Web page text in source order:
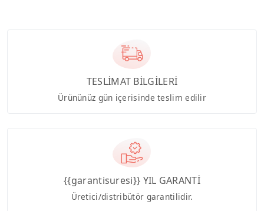
TESLİMAT BİLGİLERİ
Ürününüz gün içerisinde teslim edilir
{{garantisuresi}} YIL GARANTİ
Üretici/distribütör garantilidir.